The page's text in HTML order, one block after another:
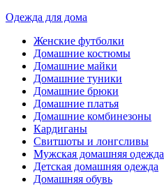
Одежда для дома
Женские футболки
Домашние костюмы
Домашние майки
Домашние туники
Домашние брюки
Домашние платья
Домашние комбинезоны
Кардиганы
Свитшоты и лонгсливы
Мужская домашняя одежда
Детская домашняя одежда
Домашняя обувь